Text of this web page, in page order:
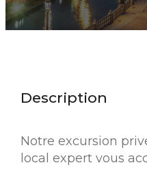
Description
Notre excursion
local expert vous